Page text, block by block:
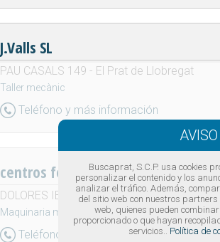
J.Valls SL
PAU CASALS 149 - El Prat de Llobregat
Taller mecànic
Teléfono y más información
centros fonseca
DOLORES IBáRRURI 35-37 - El Prat de
Maquinaria madera y metal
Teléfono y más información
Buscaprat, S.C.P. usa cookies
personalizar el contenido y los
analizar el tráfico. Además,
del sitio web con nuestros
web, quienes pueden
proporcionado o que hayan
servicios.. Política de